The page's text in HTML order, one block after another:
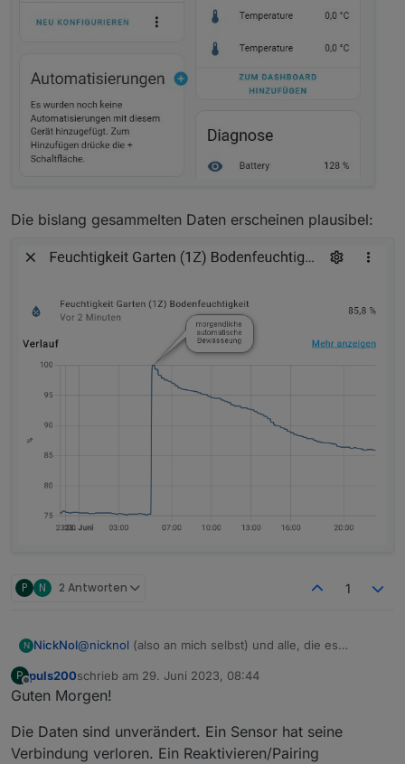
Die bislang gesammelten Daten erscheinen plausibel:
P N 2 Antworten 1
N NickNol@nicknol (also an mich selbst) und alle, die es
Habe nun 2 von 4 Sensoren über ZHA (Skyconnect) in
Homeassistant integriert.
ausgeblendet, hier die Situation direkt nach dem
Pairen:
Die bislang gesammelten Daten erscheinen plausibel:
P
Offline
puls200schrieb am 29. Juni 2023, 08:44
zuletzt editiert von
Guten Morgen!
Die Daten sind unverändert. Ein Sensor hat seine
Verbindung verloren. Ein Reaktivieren/Pairing